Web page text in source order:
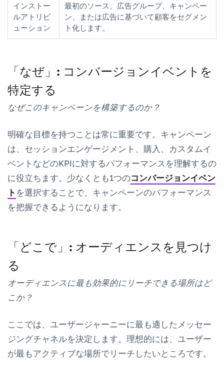
インストー
ルアトリビ
ューション
最初のソース、広告グループ、キャンペー
ン、または広告に基づいて顧客をセグメン
ト化します。
「なぜ」: コンバージョンイベントを
特定する
なぜこのキャンペーンを構築するのか？
明確な目標を持つことは常に重要です。キャンペーン
は、セッションエンゲージメント、購入、カスタムイ
ベントなどのKPIに対するパフォーマンスを理解するの
に役立ちます。少なくとも1つのコンバージョンイベン
ト を選択することで、キャンペーンのパフォーマンス
を把握できるようになります。
「どこで」: オーディエンスを見つけ
る
オーディエンスに最も効果的にリーチできる場所はど
こか？
ここでは、ユーザージャーニーに最も適したメッセー
ジングチャネルを決定します。理想的には、ユーザー
が最もアクティブな場所でリーチしたいところです。